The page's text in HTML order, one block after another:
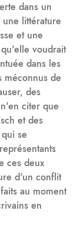
dans un
littérature
et une
voudrait
dans les
méconnus de
des
citer que
et des
se
ces deux
d'un conflit
au moment
en